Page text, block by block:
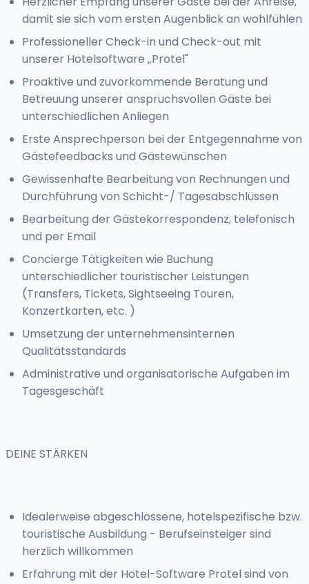
damit sie sich vom ersten Augenblick an wohlfühlen
Professioneller Check-in und Check-out mit
unserer Hotelsoftware „Protel"
Proaktive und zuvorkommende Beratung und
Betreuung unserer anspruchsvollen Gäste bei
unterschiedlichen Anliegen
Erste Ansprechperson bei der Entgegennahme von
Gästefeedbacks und Gästewünschen
Gewissenhafte Bearbeitung von Rechnungen und
Durchführung von Schicht-/ Tagesabschlüssen
Bearbeitung der Gästekorrespondenz, telefonisch
und per Email
Concierge Tätigkeiten wie Buchung
unterschiedlicher touristischer Leistungen
(Transfers, Tickets, Sightseeing Touren,
Konzertkarten, etc. )
Umsetzung der unternehmensinternen
Qualitätsstandards
Administrative und organisatorische Aufgaben im
Tagesgeschäft
DEINE STÄRKEN
Idealerweise abgeschlossene, hotelspezifische bzw.
touristische Ausbildung - Berufseinsteiger sind
herzlich willkommen
Erfahrung mit der Hotel-Software Protel sind von